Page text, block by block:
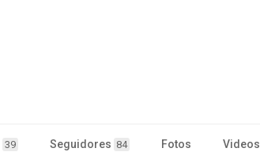
39 Seguidores 84 Fotos Videos